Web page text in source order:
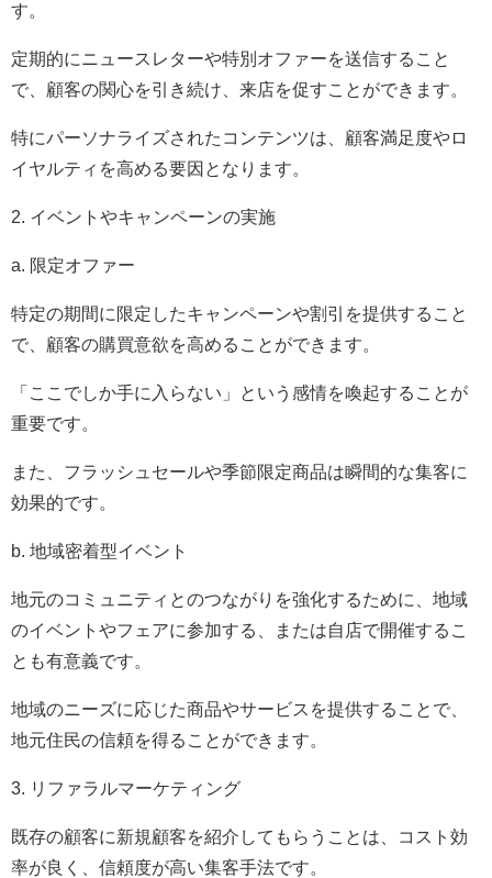
す。
定期的にニュースレターや特別オファーを送信すること
で、顧客の関心を引き続け、来店を促すことができます。
特にパーソナライズされたコンテンツは、顧客満足度やロ
イヤルティを高める要因となります。
2. イベントやキャンペーンの実施
a. 限定オファー
特定の期間に限定したキャンペーンや割引を提供すること
で、顧客の購買意欲を高めることができます。
「ここでしか手に入らない」という感情を喚起することが
重要です。
また、フラッシュセールや季節限定商品は瞬間的な集客に
効果的です。
b. 地域密着型イベント
地元のコミュニティとのつながりを強化するために、地域
のイベントやフェアに参加する、または自店で開催するこ
とも有意義です。
地域のニーズに応じた商品やサービスを提供することで、
地元住民の信頼を得ることができます。
3. リファラルマーケティング
既存の顧客に新規顧客を紹介してもらうことは、コスト効
率が良く、信頼度が高い集客手法です。